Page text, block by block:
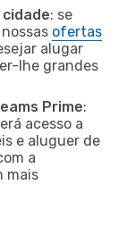
: se
ofertas
alugar
lhe grandes
Prime:
acesso a
e aluguer de
a
mais